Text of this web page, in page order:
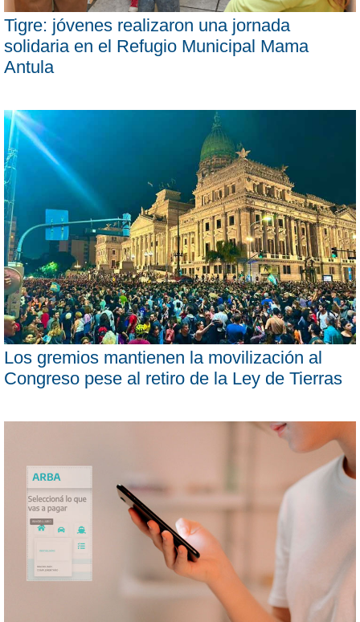
Tigre: jóvenes realizaron una jornada
solidaria en el Refugio Municipal Mama
Antula
Los gremios mantienen la movilización al
Congreso pese al retiro de la Ley de Tierras